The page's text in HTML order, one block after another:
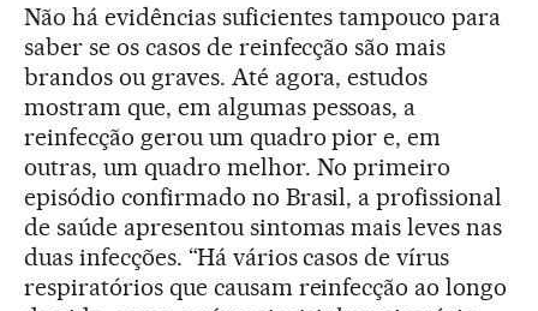
Não há evidências suficientes tampouco para
saber se os casos de reinfecção são mais
brandos ou graves. Até agora, estudos
mostram que, em algumas pessoas, a
reinfecção gerou um quadro pior e, em
outras, um quadro melhor. No primeiro
episódio confirmado no Brasil, a profissional
de saúde apresentou sintomas mais leves nas
duas infecções. “Há vários casos de vírus
respiratórios que causam reinfecção ao longo